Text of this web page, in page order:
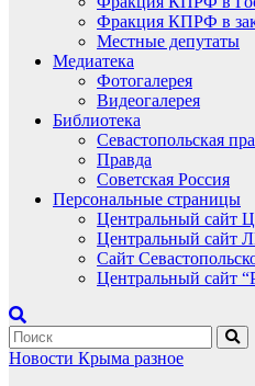
Фракция КПРФ в
Местные депутаты
Медиатека
Фотогалерея
Видеогалерея
Библиотека
Севастопольская
Правда
Советская Россия
Персональные страницы
Центральный сайт
Центральный
Сайт
Центральный сайт
Новости Крыма разное